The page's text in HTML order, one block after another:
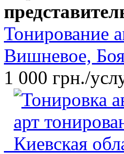
Тонирование
Вишневое,
1 000 грн./